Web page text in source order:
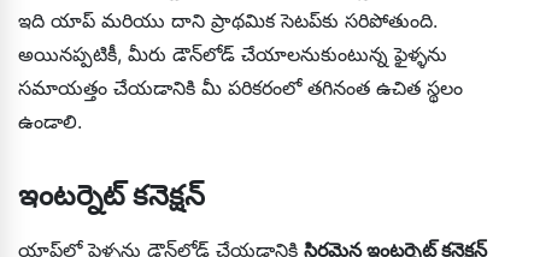
ఇది యాప్ మరియు దాని ప్రాథమిక సెటప్‌కు సరిపోతుంది.
అయినప్పటికీ, మీరు డౌన్‌లోడ్ చేయాలనుకుంటున్న ఫైళ్ళను
సమాయత్తం చేయడానికి మీ పరికరంలో తగినంత ఉచిత స్థలం
ఉండాలి.
ఇంటర్నెట్ కనెక్షన్
యాప్‌లో ఫైళ్ళను డౌన్‌లోడ్ చేయడానికి స్థిరమైన ఇంటర్నెట్ కనెక్షన్